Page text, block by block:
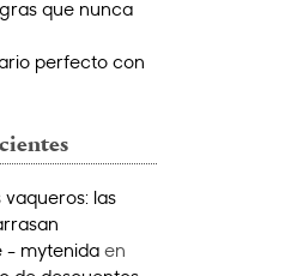
que nunca
perfecto con
vaqueros: las
- mytenidaen